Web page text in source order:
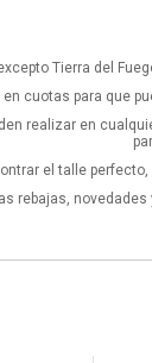
Tierra del
en cuotas para que
realizar en
el talle
rebajas,